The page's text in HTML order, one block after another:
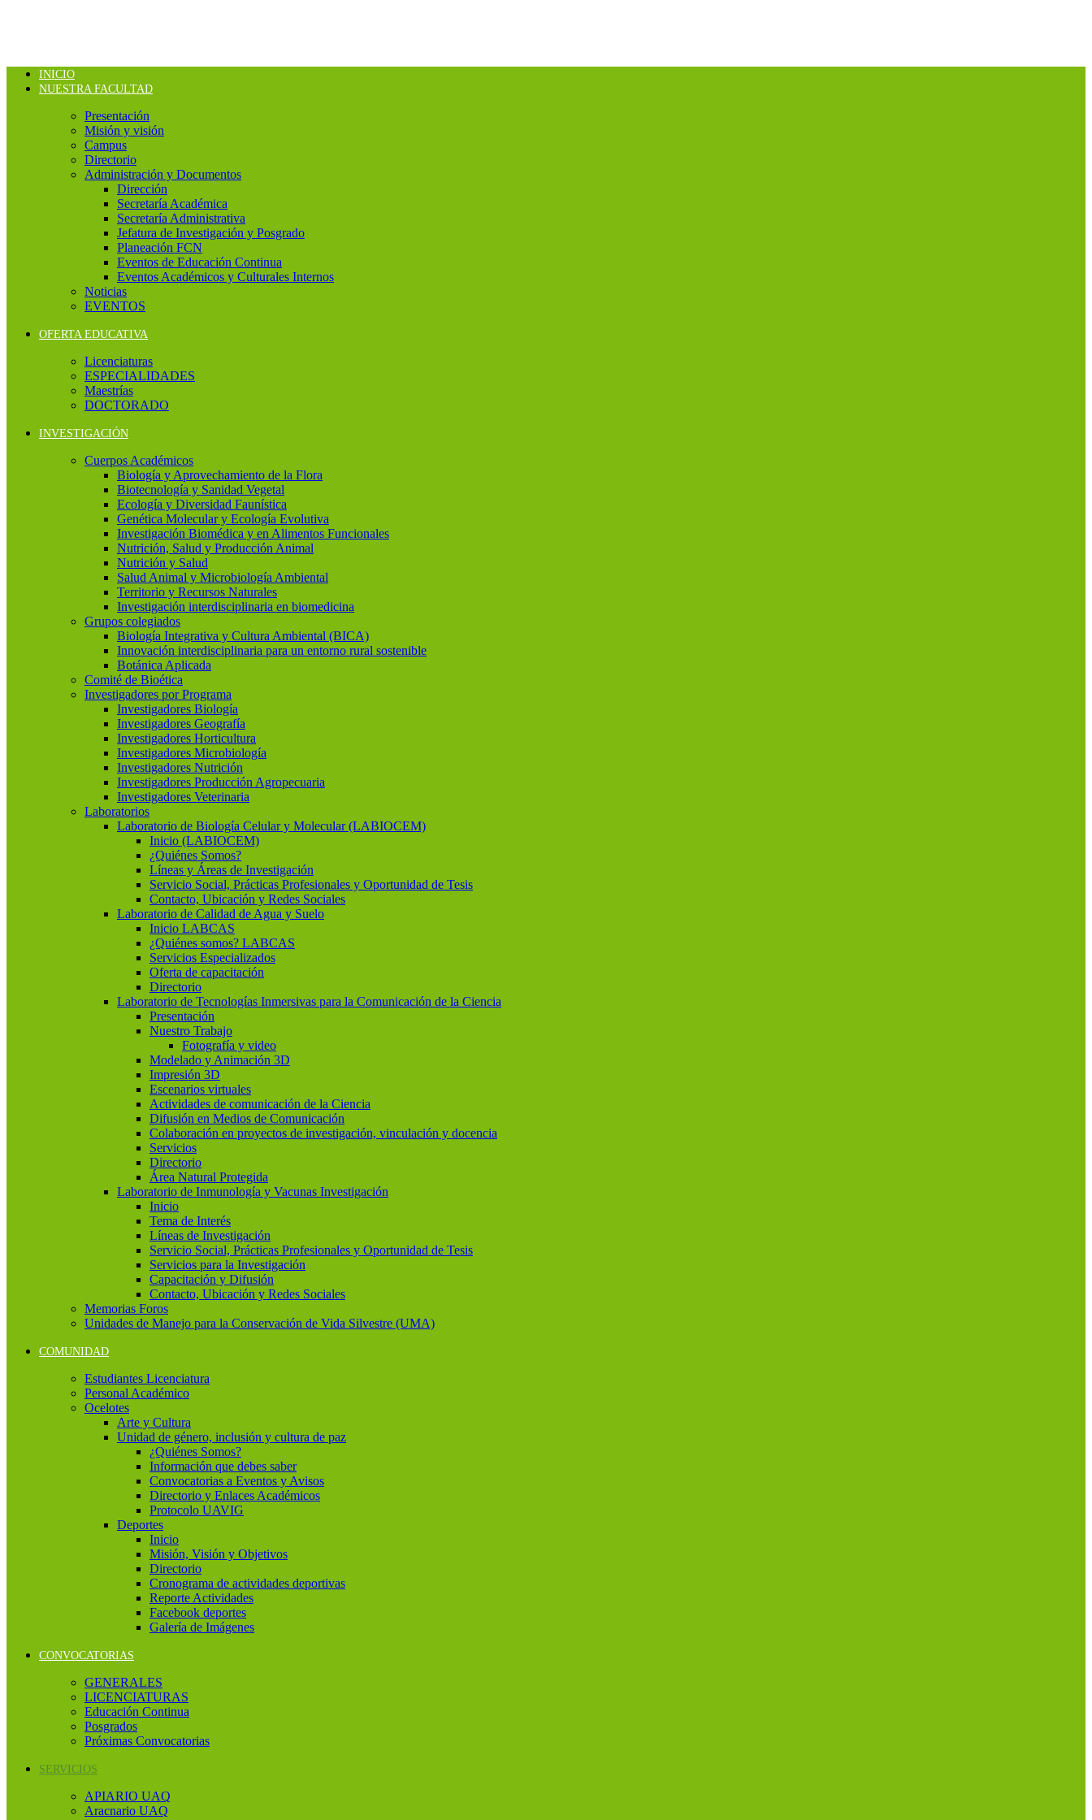
INICIO
NUESTRA FACULTAD
Presentación
Misión y visión
Campus
Directorio
Administración y Documentos
Dirección
Secretaría Académica
Secretaría Administrativa
Jefatura de Investigación y Posgrado
Planeación FCN
Eventos de Educación Continua
Eventos Académicos y Culturales Internos
Noticias
EVENTOS
OFERTA EDUCATIVA
Licenciaturas
ESPECIALIDADES
Maestrías
DOCTORADO
INVESTIGACIÓN
Cuerpos Académicos
Biología y Aprovechamiento de la Flora
Biotecnología y Sanidad Vegetal
Ecología y Diversidad Faunística
Genética Molecular y Ecología Evolutiva
Investigación Biomédica y en Alimentos Funcionales
Nutrición, Salud y Producción Animal
Nutrición y Salud
Salud Animal y Microbiología Ambiental
Territorio y Recursos Naturales
Investigación interdisciplinaria en biomedicina
Grupos colegiados
Biología Integrativa y Cultura Ambiental (BICA)
Innovación interdisciplinaria para un entorno rural sostenible
Botánica Aplicada
Comité de Bioética
Investigadores por Programa
Investigadores Biología
Investigadores Geografía
Investigadores Horticultura
Investigadores Microbiología
Investigadores Nutrición
Investigadores Producción Agropecuaria
Investigadores Veterinaria
Laboratorios
Laboratorio de Biología Celular y Molecular (LABIOCEM)
Inicio (LABIOCEM)
¿Quiénes Somos?
Líneas y Áreas de Investigación
Servicio Social, Prácticas Profesionales y Oportunidad de Tesis
Contacto, Ubicación y Redes Sociales
Laboratorio de Calidad de Agua y Suelo
Inicio LABCAS
¿Quiénes somos? LABCAS
Servicios Especializados
Oferta de capacitación
Directorio
Laboratorio de Tecnologías Inmersivas para la Comunicación de la Ciencia
Presentación
Nuestro Trabajo
Fotografía y video
Modelado y Animación 3D
Impresión 3D
Escenarios virtuales
Actividades de comunicación de la Ciencia
Difusión en Medios de Comunicación
Colaboración en proyectos de investigación, vinculación y docencia
Servicios
Directorio
Área Natural Protegida
Laboratorio de Inmunología y Vacunas Investigación
Inicio
Tema de Interés
Líneas de Investigación
Servicio Social, Prácticas Profesionales y Oportunidad de Tesis
Servicios para la Investigación
Capacitación y Difusión
Contacto, Ubicación y Redes Sociales
Memorias Foros
Unidades de Manejo para la Conservación de Vida Silvestre (UMA)
COMUNIDAD
Estudiantes Licenciatura
Personal Académico
Ocelotes
Arte y Cultura
Unidad de género, inclusión y cultura de paz
¿Quiénes Somos?
Información que debes saber
Convocatorias a Eventos y Avisos
Directorio y Enlaces Académicos
Protocolo UAVIG
Deportes
Inicio
Misión, Visión y Objetivos
Directorio
Cronograma de actividades deportivas
Reporte Actividades
Facebook deportes
Galería de Imágenes
CONVOCATORIAS
GENERALES
LICENCIATURAS
Educación Continua
Posgrados
Próximas Convocatorias
SERVICIOS
APIARIO UAQ
Aracnario UAQ